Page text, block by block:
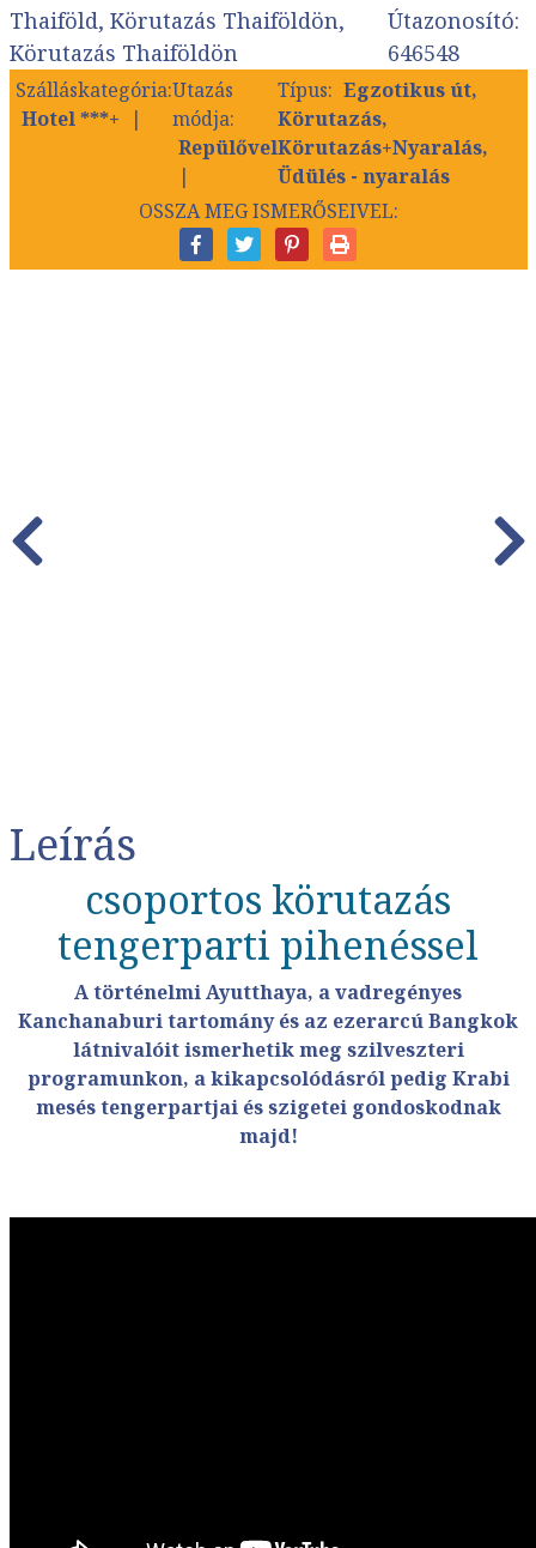
Thaiföld, Körutazás Thaiföldön,
Körutazás Thaiföldön
Útazonosító:
646548
Szálláskategória:
Hotel ***+
Utazás
módja:
Repülővel
Típus: Egzotikus út,
Körutazás,
Körutazás+Nyaralás,
Üdülés - nyaralás
OSSZA MEG ISMERŐSEIVEL:
Leírás
csoportos körutazás
tengerparti pihenéssel
A történelmi Ayutthaya, a vadregényes
Kanchanaburi tartomány és az ezerarcú Bangkok
látnivalóit ismerhetik meg szilveszteri
programunkon, a kikapcsolódásról pedig Krabi
mesés tengerpartjai és szigetei gondoskodnak
majd!